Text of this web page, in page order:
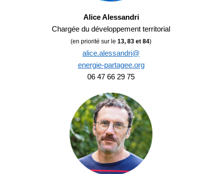
Alice Alessandri
Chargée du développement territorial
(en priorité sur le 13, 83 et 84)
alice.alessandri@
energie-partagee.org
06 47 66 29 75